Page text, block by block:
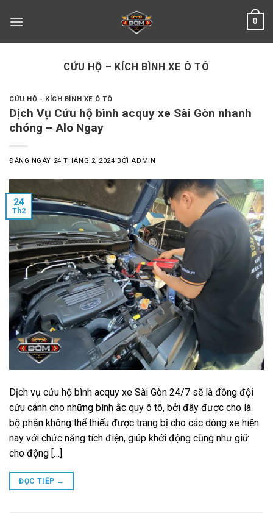
0
CỨU HỘ – KÍCH BÌNH XE Ô TÔ
CỨU HỘ - KÍCH BÌNH XE Ô TÔ
Dịch Vụ Cứu hộ bình acquy xe Sài Gòn nhanh
chóng – Alo Ngay
ĐĂNG NGÀY 24 THÁNG 2, 2024 BỞI ADMIN
24
Th2
Dịch vụ cứu hộ bình acquy xe Sài Gòn 24/7 sẽ là đồng đội
cứu cánh cho những bình ắc quy ô tô, bởi đây được cho là
bộ phận không thể thiếu được trang bị cho các dòng xe hiện
nay với chức năng tích điện, giúp khởi động cũng như giữ
cho động […]
ĐỌC TIẾP →